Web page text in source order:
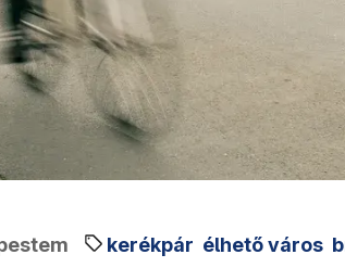
kerékpár élhető város